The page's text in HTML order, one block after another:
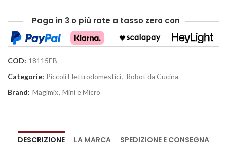
Paga in 3 o più rate a tasso zero con
COD: 18115EB
Categorie: Piccoli Elettrodomestici, Robot da Cucina
Brand: Magimix, Mini e Micro
DESCRIZIONE LA MARCA SPEDIZIONE E CONSEGNA